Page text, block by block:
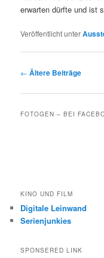
erwarten dürfte und ist
Veröffentlicht unter
Beitragsnavigation
← Ältere Beiträge
FOTOGEN – BEI
KINO UND FILM
Digitale Leinwand
Serienjunkies
SPONSERED LINK